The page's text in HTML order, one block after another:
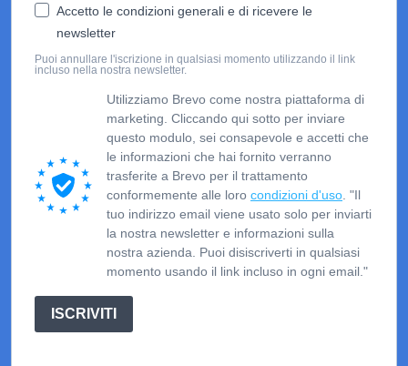
Accetto le condizioni generali e di ricevere le
newsletter
Puoi annullare l'iscrizione in qualsiasi momento utilizzando il link
incluso nella nostra newsletter.
Utilizziamo Brevo come nostra piattaforma di
marketing. Cliccando qui sotto per inviare
questo modulo, sei consapevole e accetti che
le informazioni che hai fornito verranno
trasferite a Brevo per il trattamento
conformemente alle loro condizioni d'uso . "Il
tuo indirizzo email viene usato solo per inviarti
la nostra newsletter e informazioni sulla
nostra azienda. Puoi disiscriverti in qualsiasi
momento usando il link incluso in ogni email."
ISCRIVITI